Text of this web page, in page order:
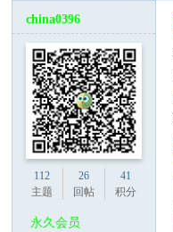
china0396
112
主题
26
回帖
41
积分
永久会员